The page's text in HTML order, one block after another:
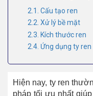
2.1. Cấu tạo ren
2.2. Xử lý bề mặt
2.3. Kích thước ren
2.4. Ứng dụng ty ren
Hiện nay, ty ren
pháp tối ưu nhất